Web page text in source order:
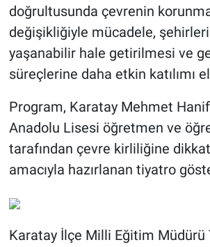
doğrultusunda çevrenin
değişikliğiyle mücadele,
yaşanabilir hale getirilmesi ve
süreçlerine daha etkin katılımı
Program, Karatay Mehmet
Anadolu Lisesi öğretmen ve
tarafından çevre kirliliğine
amacıyla hazırlanan tiyatro
Karatay İlçe Milli Eğitim Müdürü